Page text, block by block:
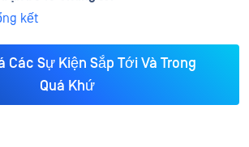
kết
Các Sự Kiện Sắp Tới Và Trong
Quá Khứ